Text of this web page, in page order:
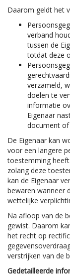
Daarom geldt het
verband
tussen de
totdat deze
verzameld,
doelen te
informatie
Eigenaar
document
De Eigenaar kan
voor een langere
toestemming
zolang deze
kan de Eigenaar
bewaren wanneer
wettelijke
Na afloop van de
gewist. Daarom
het recht op
verstrijken van de
Gedetailleerde